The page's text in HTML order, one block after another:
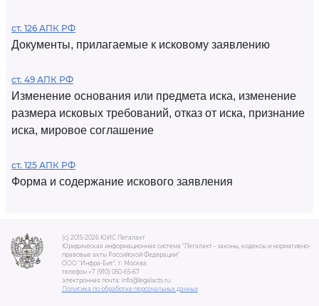
ст. 126 АПК РФ
Документы, прилагаемые к исковому заявлению
ст. 49 АПК РФ
Изменение основания или предмета иска, изменение
размера исковых требований, отказ от иска, признание
иска, мировое соглашение
ст. 125 АПК РФ
Форма и содержание искового заявления
(c) 2015-2026 ЮИС Легалакт
Юридическая информационная система "Легалакт - законы, кодексы и нормативно-
правовые акты Российской Федерации"
ООО "Инфра-Бит", г. Москва.
телефон +7 (910) 050-65-67
электронная почта: info@legalacts.ru
Политика по обработке персональных данных